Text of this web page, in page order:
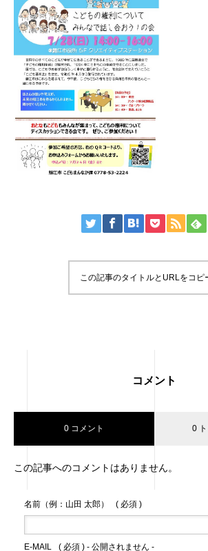
この記事のタイトルとURLをコピ
コメント
0 コメント 0
この記事へのコメントはありません。
名前（例：山田 太郎） ( 必須 )
E-MAIL ( 必須 ) - 公開されません -